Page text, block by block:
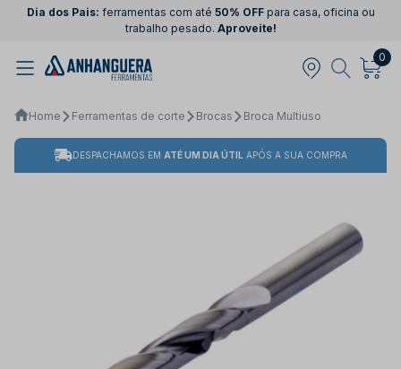
Dia dos Pais: ferramentas com até 50% OFFpara casa, oficina ou
trabalho pesado. Aproveite!
0
Home Ferramentas de corte Brocas Broca Multiuso
DESPACHAMOS EM ATÉ UM DIA ÚTIL APÓS A SUA COMPRA